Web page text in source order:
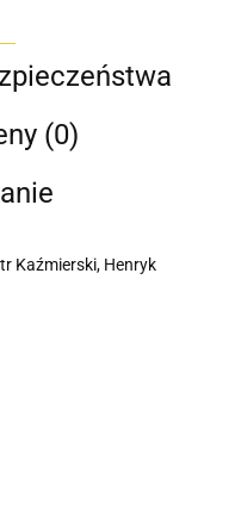
(0)
Kaźmierski, Henryk